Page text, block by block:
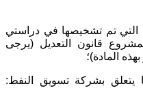
التي تم تشخيصها في دراستي
لمشروع قانون التعديل (يرجى
المادة)؛
بشركة تسويق النفط: